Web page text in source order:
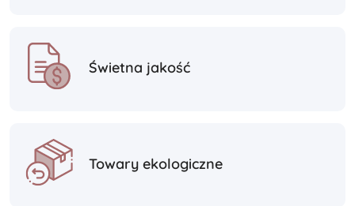
Świetna jakość
Towary ekologiczne